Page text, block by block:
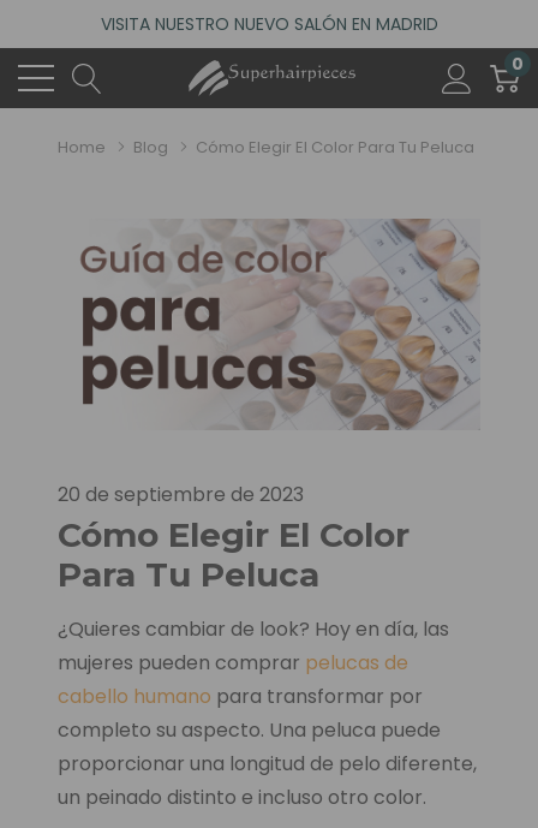
ACCEDE A NUESTROS DESCUENTOS DE BIENVENIDA
4.6
(485 reseñas)
VISITA NUESTRO NUEVO SALÓN EN MADRID
ACCEDE A NUESTROS DESCUENTOS DE BIENVENIDA
0
Home Blog Cómo Elegir El Color Para Tu Peluca
20 de septiembre de 2023
Cómo Elegir El Color
Para Tu Peluca
¿Quieres cambiar de look? Hoy en día, las
mujeres pueden comprar pelucas de
cabello humano para transformar por
completo su aspecto. Una peluca puede
proporcionar una longitud de pelo diferente,
un peinado distinto e incluso otro color.